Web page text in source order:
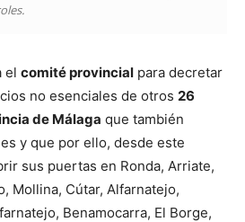
el comité provincial para decretar
no esenciales de otros 26
de Málaga que también
y que por ello, desde este
sus puertas en Ronda, Arriate,
Mollina, Cútar, Alfarnatejo,
Benamocarra, El Borge,